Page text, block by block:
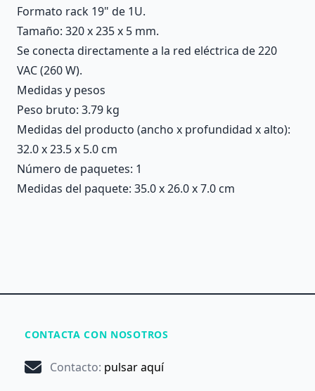
Formato rack 19" de 1U.
Tamaño: 320 x 235 x 5 mm.
Se conecta directamente a la red eléctrica de 220
VAC (260 W).
Medidas y pesos
Peso bruto: 3.79 kg
Medidas del producto (ancho x profundidad x alto):
32.0 x 23.5 x 5.0 cm
Número de paquetes: 1
Medidas del paquete: 35.0 x 26.0 x 7.0 cm
CONTACTA CON NOSOTROS
Contacto: pulsar aquí